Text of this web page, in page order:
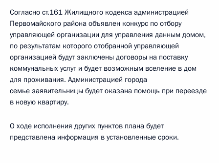
Согласно ст.161 Жилищного кодекса администрацией
Первомайского района объявлен конкурс по отбору
управляющей организации для управления данным домом,
по результатам которого отобранной управляющей
организацией будут заключены договоры на поставку
коммунальных услуг и будет возможным вселение в дом
для проживания. Администрацией города
семье заявительницы будет оказана помощь при переезде
в новую квартиру.
О ходе исполнения других пунктов плана будет
представлена информация в установленные сроки.